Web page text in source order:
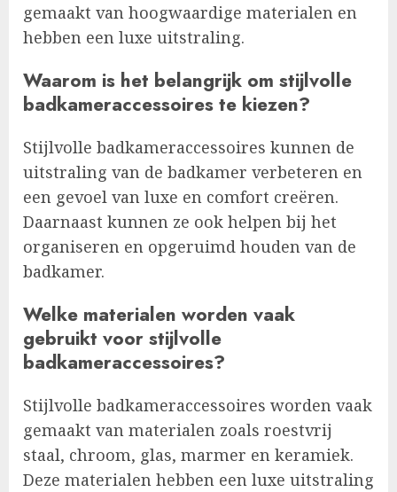
gemaakt van hoogwaardige materialen en
hebben een luxe uitstraling.
Waarom is het belangrijk om stijlvolle
badkameraccessoires te kiezen?
Stijlvolle badkameraccessoires kunnen de
uitstraling van de badkamer verbeteren en
een gevoel van luxe en comfort creëren.
Daarnaast kunnen ze ook helpen bij het
organiseren en opgeruimd houden van de
badkamer.
Welke materialen worden vaak
gebruikt voor stijlvolle
badkameraccessoires?
Stijlvolle badkameraccessoires worden vaak
gemaakt van materialen zoals roestvrij
staal, chroom, glas, marmer en keramiek.
Deze materialen hebben een luxe uitstraling